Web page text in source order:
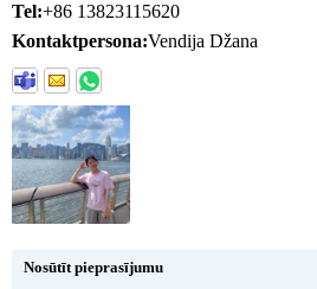
Tel:+86 13823115620
Kontaktpersona:Vendija Džana
Nosūtīt pieprasījumu